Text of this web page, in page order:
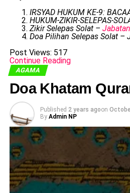
IRSYAD HUKUM KE-9:
HUKUM-ZIKIR-SELEPAS-
Zikir Selepas Solat –
Doa Pilihan Selepas Solat –
Post Views: 517
Continue Reading
AGAMA
Doa Khatam
Published 2 years agoon
By Admin NP